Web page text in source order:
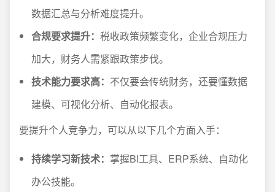
数据汇总与分析难度提升。
合规要求提升： 税收政策频繁变化，企业合规压力
加大，财务人需紧跟政策步伐。
技术能力要求高： 不仅要会传统财务，还要懂数据
建模、可视化分析、自动化报表。
要提升个人竞争力，可以从以下几个方面入手：
持续学习新技术： 掌握BI工具、ERP系统、自动化
办公技能。